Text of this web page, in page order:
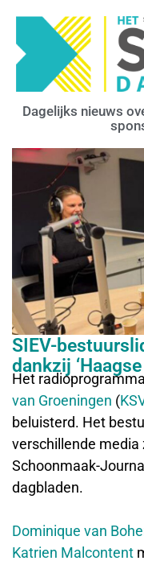
Dagelijks nieuws
SIEV-
dankzij
Het
van Groeningen (
beluisterd. Het
verschillende
Schoonmaak-
dagbladen.
Dominique van
Katrien Malcontent